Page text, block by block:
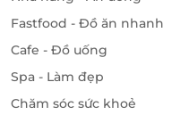
gặp gỡ, sự kiện hoặc
đồ của ẩm thực Thái,
Fastfood - Đồ ăn nhanh
Cafe - Đồ uống
Spa - Làm đẹp
Chăm sóc sức khoẻ